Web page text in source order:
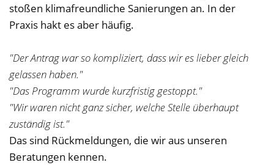
stoßen klimafreundliche Sanierungen an. In der
Praxis hakt es aber häufig.
"Der Antrag war so kompliziert, dass wir es lieber gleich
gelassen haben."
"Das Programm wurde kurzfristig gestoppt."
"Wir waren nicht ganz sicher, welche Stelle überhaupt
zuständig ist."
Das sind Rückmeldungen, die wir aus unseren
Beratungen kennen.